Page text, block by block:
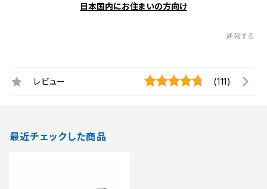
日本国内にお住まいの方向け
通報する
レビュー (111)
最近チェックした商品